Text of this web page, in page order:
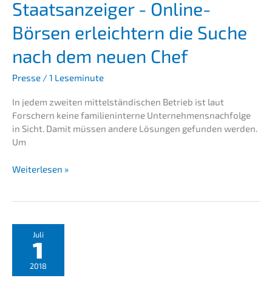
Staats­an­zei­ger - Online-
Börsen erleich­tern die Suche
nach dem neuen Chef
Presse / 1 Leseminute
In jedem zweiten mittel­stän­di­schen Betrieb ist laut
Forschern keine famili­en­in­ter­ne Unternehmens­nachfolge
in Sicht. Damit müssen andere Lösun­gen gefun­den werden.
Um
Staats­
-
Online-
Börsen
erleich­
tern
Weiterlesen »
Juli
1
2018